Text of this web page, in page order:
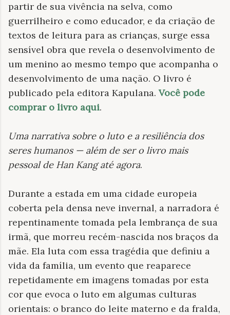
partir de sua vivência na selva, como
guerrilheiro e como educador, e da criação de
textos de leitura para as crianças, surge essa
sensível obra que revela o desenvolvimento de
um menino ao mesmo tempo que acompanha o
desenvolvimento de uma nação. O livro é
publicado pela editora Kapulana. Você pode
comprar o livro aqui.
Uma narrativa sobre o luto e a resiliência dos
seres humanos — além de ser o livro mais
pessoal de Han Kang até agora.
Durante a estada em uma cidade europeia
coberta pela densa neve invernal, a narradora é
repentinamente tomada pela lembrança de sua
irmã, que morreu recém-nascida nos braços da
mãe. Ela luta com essa tragédia que definiu a
vida da família, um evento que reaparece
repetidamente em imagens tomadas por esta
cor que evoca o luto em algumas culturas
orientais: o branco do leite materno e da fralda,